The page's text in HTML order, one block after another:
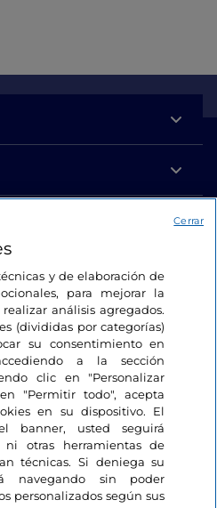
y de elaboración de
para mejorar la
análisis agregados.
(divididas por categorías)
su consentimiento en
a la sección
clic en "Personalizar
"Permitir todo", acepta
en su dispositivo. El
banner, usted seguirá
ni otras herramientas de
técnicas. Si deniega su
navegando sin poder
personalizados según sus
Cerrar